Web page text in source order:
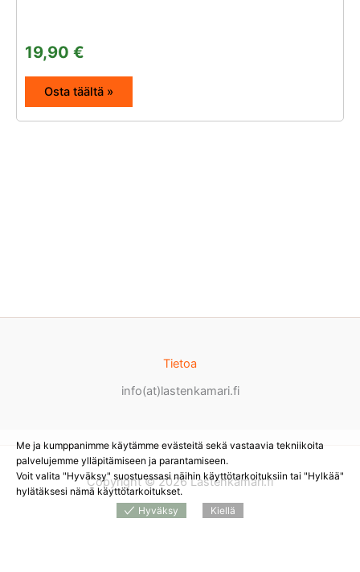
19,90 €
Osta täältä »
Tietoa
info(at)lastenkamari.fi
Copyright © 2026 Lastenkamari.fi
Me ja kumppanimme käytämme evästeitä sekä vastaavia tekniikoita
palvelujemme ylläpitämiseen ja parantamiseen.
Voit valita "Hyväksy" suostuessasi näihin käyttötarkoituksiin tai "Hylkää"
hylätäksesi nämä käyttötarkoitukset.
Hyväksy
Kiellä